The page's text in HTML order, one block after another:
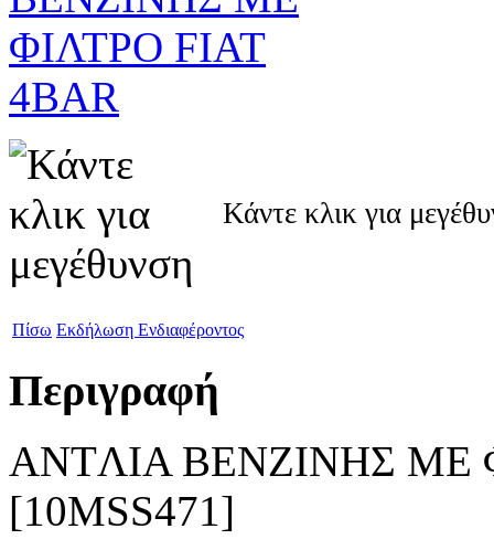
Κάντε κλικ για
Πίσω Εκδήλωση Ενδιαφέροντος
Περιγραφή
ANTΛΙΑ ΒΕΝΖΙΝΗΣ ME
[10MSS471]